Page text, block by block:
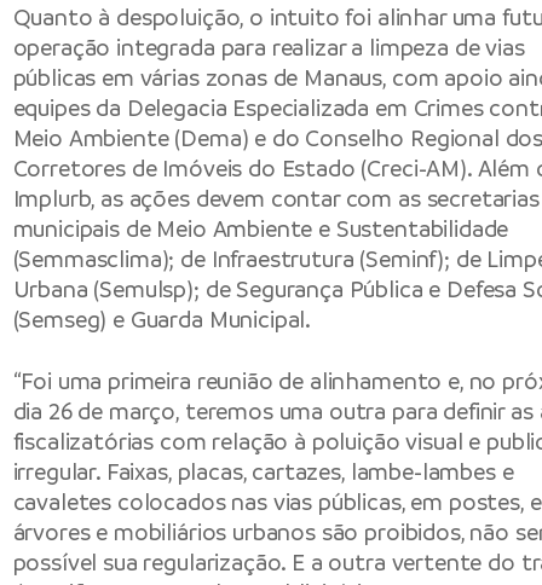
Quanto à despoluição, o intuito foi alinhar uma
operação integrada para realizar a limpeza de vias
públicas em várias zonas de Manaus, com apoio
equipes da Delegacia Especializada em Crimes
Meio Ambiente (Dema) e do Conselho Regional
Corretores de Imóveis do Estado (Creci-AM). Além
Implurb, as ações devem contar com as secretarias
municipais de Meio Ambiente e Sustentabilidade
(Semmasclima); de Infraestrutura (Seminf); de
Urbana (Semulsp); de Segurança Pública e Defesa
(Semseg) e Guarda Municipal.
“Foi uma primeira reunião de alinhamento e, no
dia 26 de março, teremos uma outra para definir as
fiscalizatórias com relação à poluição visual e
irregular. Faixas, placas, cartazes, lambe-lambes e
cavaletes colocados nas vias públicas, em postes,
árvores e mobiliários urbanos são proibidos, não
possível sua regularização. E a outra vertente do